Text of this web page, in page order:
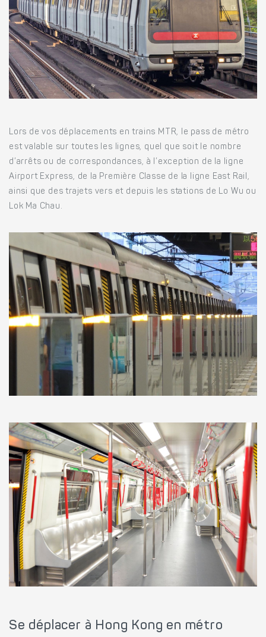
Lors de vos déplacements en trains MTR, le pass de métro
est valable sur toutes les lignes, quel que soit le nombre
d’arrêts ou de correspondances, à l’exception de la ligne
Airport Express, de la Première Classe de la ligne East Rail,
ainsi que des trajets vers et depuis les stations de Lo Wu ou
Lok Ma Chau.
Se déplacer à Hong Kong en métro